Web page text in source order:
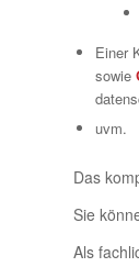
Einer
sowie
uvm.
Das
Sie
Als